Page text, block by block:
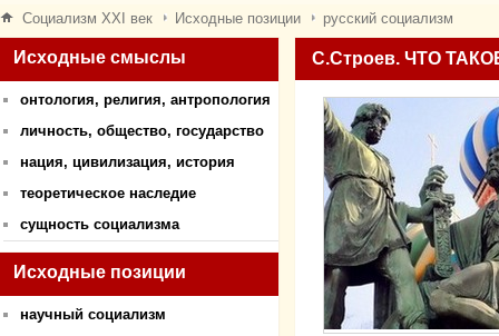
Социализм XXI век Исходные позиции русский социализм
Исходные смыслы
онтология, религия, антропология
личность, общество, государство
нация, цивилизация, история
теоретическое наследие
сущность социализма
Исходные позиции
научный социализм
С.Строев. ЧТО